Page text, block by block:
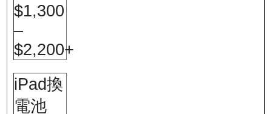
$1,300
–
$2,200+
iPad換
電池